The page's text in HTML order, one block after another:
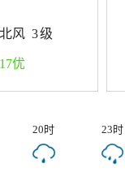
北风 3级
17优
20时 23时